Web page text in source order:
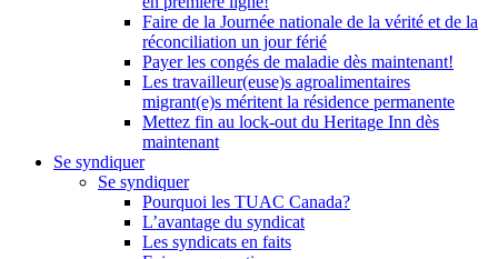
Faire de la Journée nationale de la vérité et de la
réconciliation un jour férié
Payer les congés de maladie dès maintenant!
Les travailleur(euse)s agroalimentaires
migrant(e)s méritent la résidence permanente
Mettez fin au lock-out du Heritage Inn dès
maintenant
Se syndiquer
Se syndiquer
Pourquoi les TUAC Canada?
L’avantage du syndicat
Les syndicats en faits